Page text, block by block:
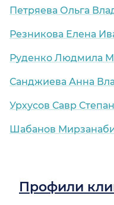
Петряева Ольга
Резникова Елена
Руденко Людмила
Санджиева Анна
Урхусов Савр
Шабанов
Профили